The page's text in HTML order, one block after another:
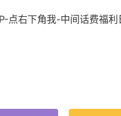
点右下角我-中间话费福利